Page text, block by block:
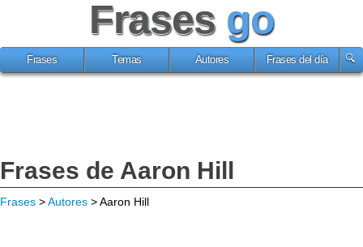
Frases go
Frases Temas Autores Frases del día
Frases de Aaron Hill
Frases >Autores > Aaron Hill